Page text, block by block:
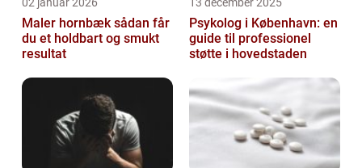
Maler hornbæk sådan får
du et holdbart og smukt
resultat
Psykolog i København: en
guide til professionel
støtte i hovedstaden